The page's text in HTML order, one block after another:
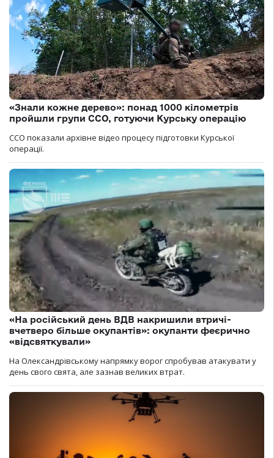
«Знали кожне дерево»: понад 1000 кілометрів
пройшли групи ССО, готуючи Курську операцію
ССО показали архівне відео процесу підготовки Курської
операції.
«На російський день ВДВ накришили втричі-
вчетверо більше окупантів»: окупанти феєрично
«відсвяткували»
На Олександрівському напрямку ворог спробував атакувати у
день свого свята, але зазнав великих втрат.